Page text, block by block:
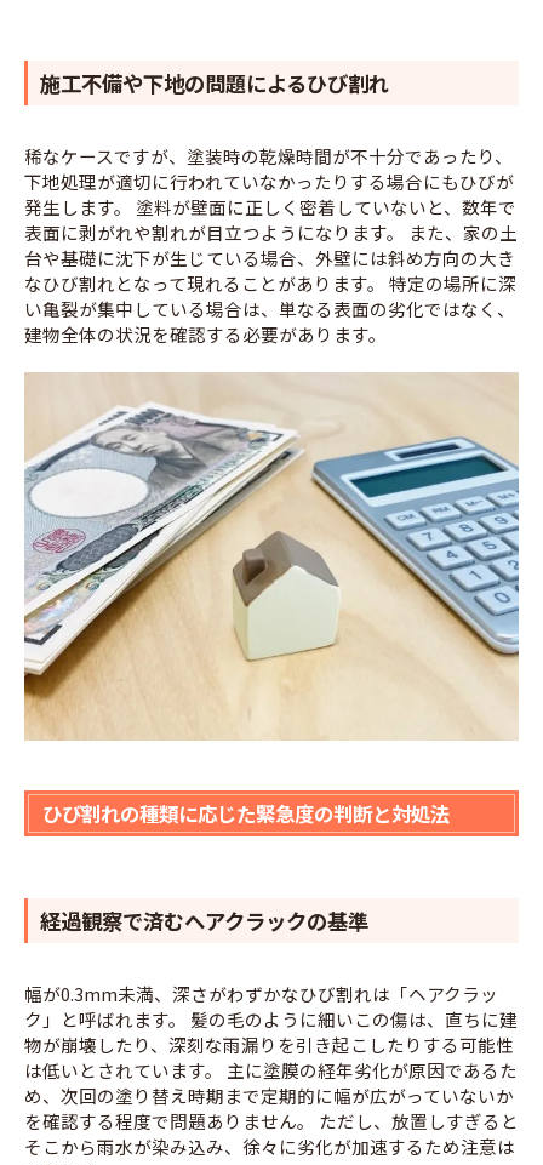
施工不備や下地の問題によるひび割れ
稀なケースですが、塗装時の乾燥時間が不十分であったり、
下地処理が適切に行われていなかったりする場合にもひびが
発生します。 塗料が壁面に正しく密着していないと、数年で
表面に剥がれや割れが目立つようになります。 また、家の土
台や基礎に沈下が生じている場合、外壁には斜め方向の大き
なひび割れとなって現れることがあります。 特定の場所に深
い亀裂が集中している場合は、単なる表面の劣化ではなく、
建物全体の状況を確認する必要があります。
ひび割れの種類に応じた緊急度の判断と対処法
経過観察で済むヘアクラックの基準
幅が0.3mm未満、深さがわずかなひび割れは「ヘアクラッ
ク」と呼ばれます。 髪の毛のように細いこの傷は、直ちに建
物が崩壊したり、深刻な雨漏りを引き起こしたりする可能性
は低いとされています。 主に塗膜の経年劣化が原因であるた
め、次回の塗り替え時期まで定期的に幅が広がっていないか
を確認する程度で問題ありません。 ただし、放置しすぎると
そこから雨水が染み込み、徐々に劣化が加速するため注意は